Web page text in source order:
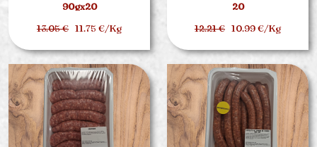
90gx20
13.05 € 11.75 €/Kg
20
12.21 € 10.99 €/Kg